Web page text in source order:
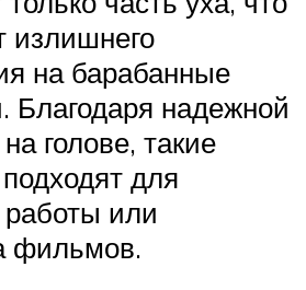
излишнего
на барабанные
Благодаря надежной
голове, такие
для
или
фильмов.